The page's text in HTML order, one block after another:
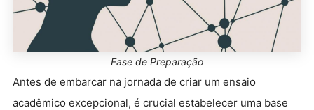
Fase de Preparação
Antes de embarcar na jornada de criar um ensaio
acadêmico excepcional, é crucial estabelecer uma base